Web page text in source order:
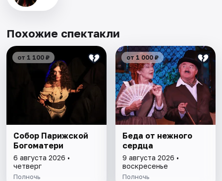
Похожие спектакли
от 1 100 ₽
Собор Парижской
Богоматери
6 августа 2026 •
четверг
Полночь
от 1 000 ₽
Беда от нежного
сердца
9 августа 2026 •
воскресенье
Полночь